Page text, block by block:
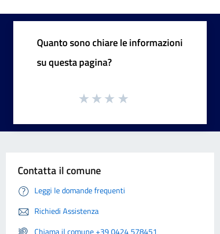
Quanto sono chiare le informazioni
su questa pagina?
Contatta il comune
Leggi le domande frequenti
Richiedi Assistenza
Chiama il comune +39 0424 578451